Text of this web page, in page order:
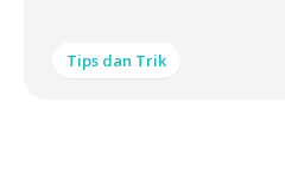
Tips dan Trik